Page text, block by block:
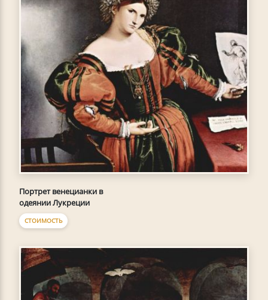
Портрет венецианки в
одеянии Лукреции
СТОИМОСТЬ